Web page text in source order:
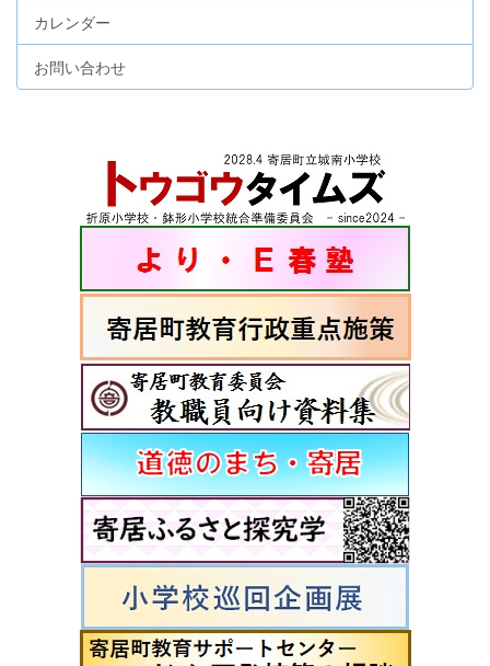
カレンダー
お問い合わせ